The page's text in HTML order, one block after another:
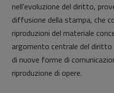
nell'evoluzione del diritto,
diffusione della stampa, che
riproduzioni del materiale
argomento centrale del
di nuove forme di
riproduzione di opere.